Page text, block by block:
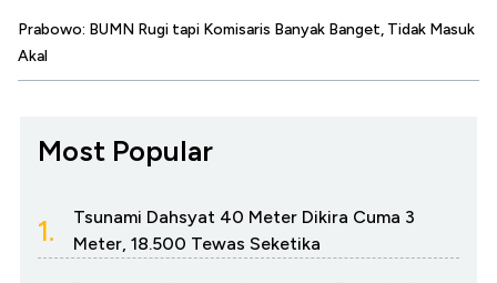
Prabowo: BUMN Rugi tapi Komisaris Banyak Banget, Tidak Masuk
Akal
Most Popular
1.
Tsunami Dahsyat 40 Meter Dikira Cuma 3
Meter, 18.500 Tewas Seketika